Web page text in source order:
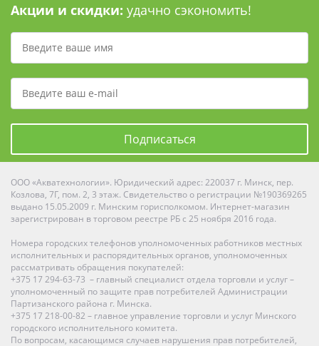
Акции и скидки: удачно сэкономить!
Подписаться
ООО «Акватехнологии». Юридический адрес: 220037 г. Минск, пер.
Козлова, 7Г, пом. 2, 3 этаж. Свидетельство о регистрации №190369265
выдано 15.05.2009 г. Минским горисполкомом. Интернет-магазин
зарегистрирован в торговом реестре РБ с 25 ноября 2016 года.
Номера городских телефонов уполномоченных работников местных
исполнительных и распорядительных органов, уполномоченных
рассматривать обращения покупателей:
+375 17 294-63-73 – главный специалист отдела торговли и услуг –
уполномоченный по защите прав потребителей Администрации
Партизанского района г. Минска.
+375 17 218-00-82 – главное управление торговли и услуг Минского
городского исполнительного комитета.
По вопросам, касающимся случаев нарушения прав потребителей,